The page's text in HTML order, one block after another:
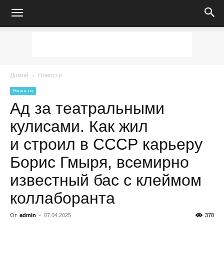
Домой Новости
Новости
Ад за театральными
кулисами. Как жил
и строил в СССР карьеру
Борис Гмыря, всемирно
известный бас с клеймом
коллаборанта
От admin - 07.04.2025 378